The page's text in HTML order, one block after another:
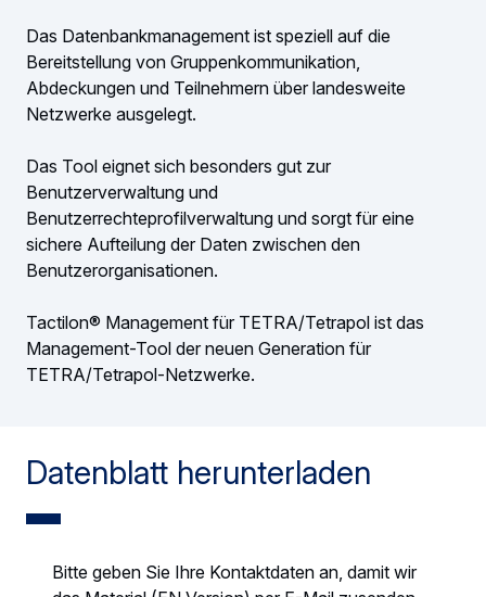
Das Datenbankmanagement ist speziell auf die
Bereitstellung von Gruppenkommunikation,
Abdeckungen und Teilnehmern über landesweite
Netzwerke ausgelegt.
Das Tool eignet sich besonders gut zur
Benutzerverwaltung und
Benutzerrechteprofilverwaltung und sorgt für eine
sichere Aufteilung der Daten zwischen den
Benutzerorganisationen.
Tactilon® Management für TETRA/Tetrapol ist das
Management-Tool der neuen Generation für
TETRA/Tetrapol-Netzwerke.
Datenblatt herunterladen
Bitte geben Sie Ihre Kontaktdaten an, damit wir